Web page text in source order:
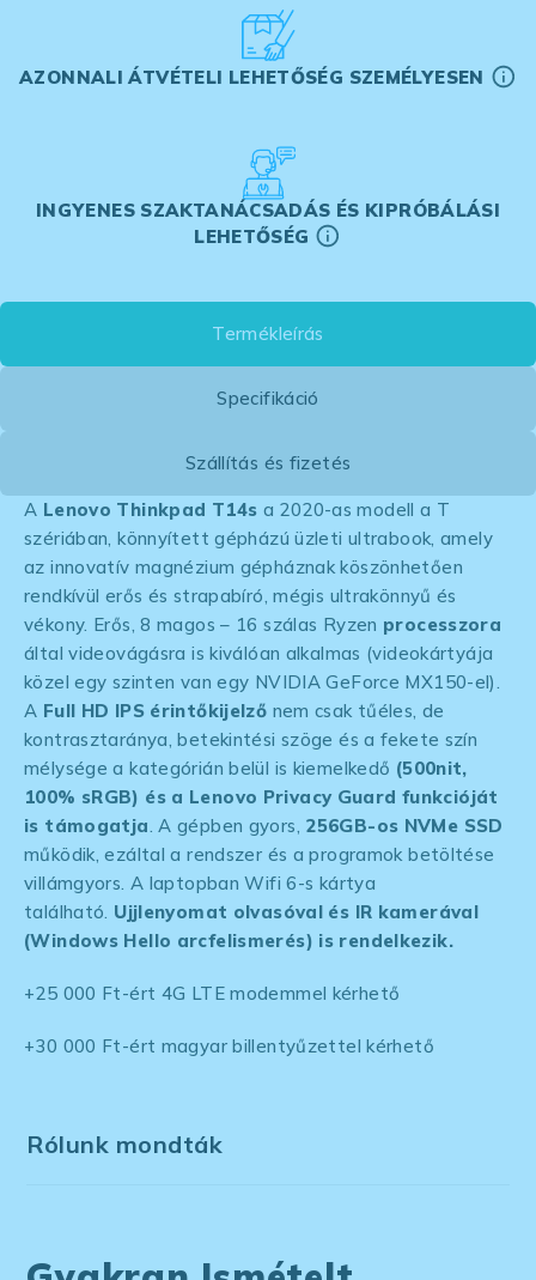
AZONNALI ÁTVÉTELI LEHETŐSÉG SZEMÉLYESEN
INGYENES SZAKTANÁCSADÁS ÉS KIPRÓBÁLÁSI
LEHETŐSÉG
Termékleírás
Specifikáció
Szállítás és fizetés
A Lenovo Thinkpad T14s a 2020-as modell a T
szériában, könnyített gépházú üzleti ultrabook, amely
az innovatív magnézium gépháznak köszönhetően
rendkívül erős és strapabíró, mégis ultrakönnyű és
vékony. Erős, 8 magos – 16 szálas Ryzen processzora
által videovágásra is kiválóan alkalmas (videokártyája
közel egy szinten van egy NVIDIA GeForce MX150-el).
A Full HD IPS érintőkijelző nem csak tűéles, de
kontrasztaránya, betekintési szöge és a fekete szín
mélysége a kategórián belül is kiemelkedő (500nit,
100% sRGB) és a Lenovo Privacy Guard funkcióját
is támogatja . A gépben gyors, 256GB-os NVMe SSD
működik, ezáltal a rendszer és a programok betöltése
villámgyors. A laptopban Wifi 6-s kártya
található. Ujjlenyomat olvasóval és IR kamerával
(Windows Hello arcfelismerés) is rendelkezik.
+25 000 Ft-ért 4G LTE modemmel kérhető
+30 000 Ft-ért magyar billentyűzettel kérhető
Rólunk mondták